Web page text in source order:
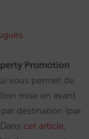
.
Promotion
vous permet de
mise en avant
destination (par
cet article,